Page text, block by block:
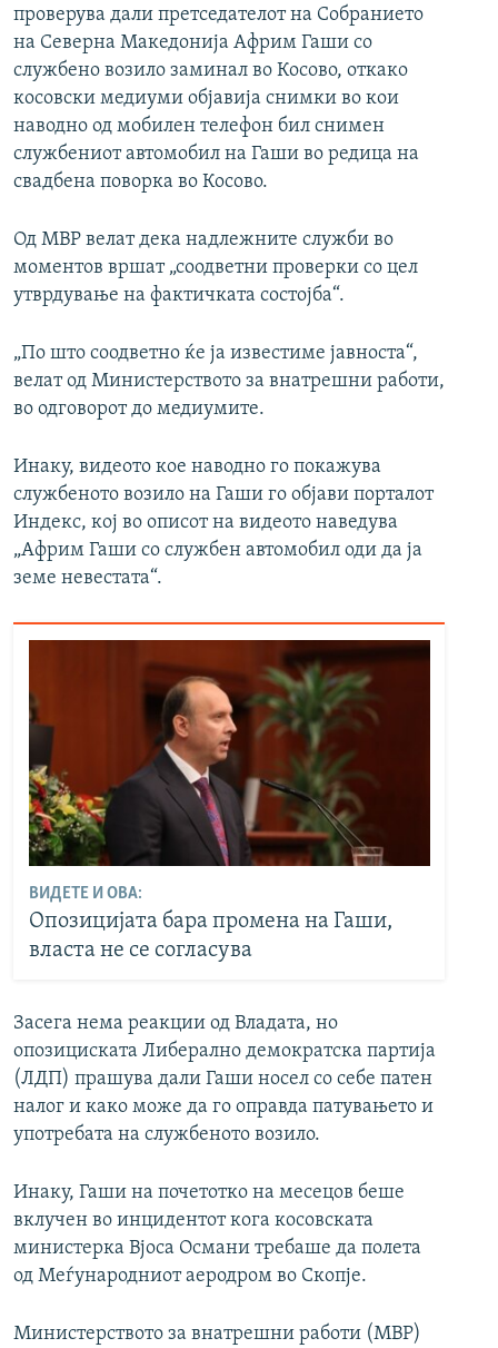
проверува дали претседателот на Собранието
на Северна Македонија Африм Гаши со
службено возило заминал во Косово, откако
косовски медиуми објавија снимки во кои
наводно од мобилен телефон бил снимен
службениот автомобил на Гаши во редица на
свадбена поворка во Косово.
Од МВР велат дека надлежните служби во
моментов вршат „соодветни проверки со цел
утврдување на фактичката состојба“.
„По што соодветно ќе ја известиме јавноста“,
велат од Министерството за внатрешни работи,
во одговорот до медиумите.
Инаку, видеото кое наводно го покажува
службеното возило на Гаши го објави порталот
Индекс, кој во описот на видеото наведува
„Африм Гаши со службен автомобил оди да ја
земе невестата“.
ВИДЕТЕ И ОВА:
Опозицијата бара промена на Гаши,
власта не се согласува
Засега нема реакции од Владата, но
опозициската Либерално демократска партија
(ЛДП) прашува дали Гаши носел со себе патен
налог и како може да го оправда патувањето и
употребата на службеното возило.
Инаку, Гаши на почетотко на месецов беше
вклучен во инцидентот кога косовската
министерка Вјоса Османи требаше да полета
од Меѓународниот аеродром во Скопје.
Министерството за внатрешни работи (МВР)